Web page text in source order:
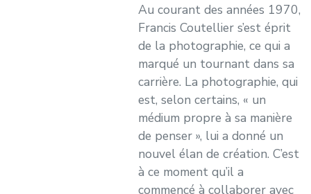
Au courant des années 1970,
Francis Coutellier s’est éprit
de la photographie, ce qui a
marqué un tournant dans sa
carrière. La photographie, qui
est, selon certains, « un
médium propre à sa manière
de penser », lui a donné un
nouvel élan de création. C’est
à ce moment qu’il a
commencé à collaborer avec